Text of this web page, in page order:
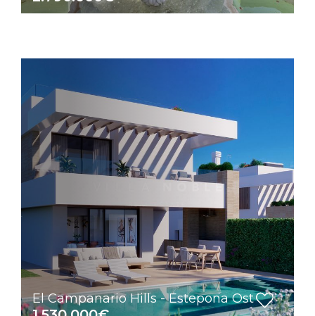
El Campanario Hills - Estepona Ost